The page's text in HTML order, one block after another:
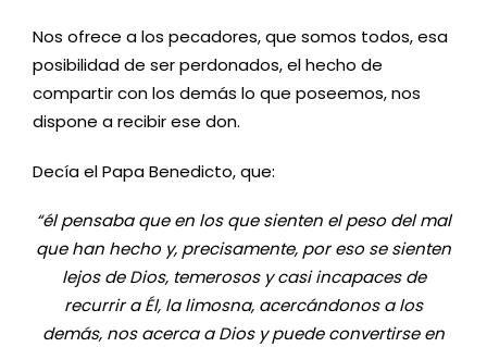
Nos ofrece a los pecadores, que somos todos, esa
posibilidad de ser perdonados, el hecho de
compartir con los demás lo que poseemos, nos
dispone a recibir ese don.
Decía el Papa Benedicto, que:
“él pensaba que en los que sienten el peso del mal
que han hecho y, precisamente, por eso se sienten
lejos de Dios, temerosos y casi incapaces de
recurrir a Él, la limosna, acercándonos a los
demás, nos acerca a Dios y puede convertirse en